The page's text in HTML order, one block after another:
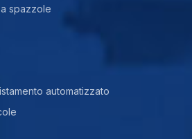
spazzole
automatizzato